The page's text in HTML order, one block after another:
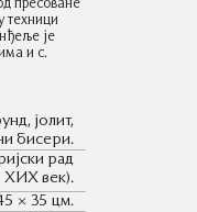
пресоване
техници
је
и с.
јолит,
бисери.
рад
XИX век).
× 35 цм.